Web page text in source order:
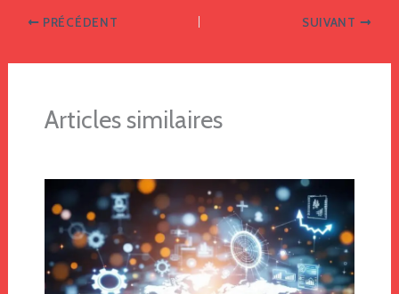
PRÉCÉDENT SUIVANT
Articles similaires